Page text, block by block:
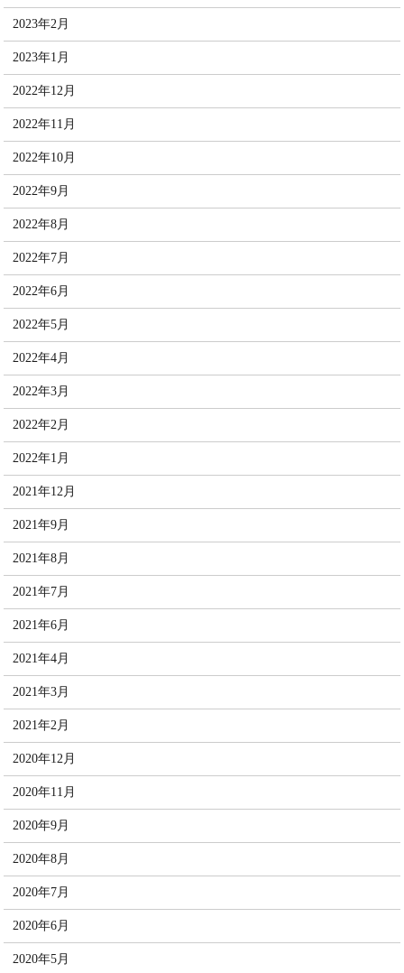
2023年2月
2023年1月
2022年12月
2022年11月
2022年10月
2022年9月
2022年8月
2022年7月
2022年6月
2022年5月
2022年4月
2022年3月
2022年2月
2022年1月
2021年12月
2021年9月
2021年8月
2021年7月
2021年6月
2021年4月
2021年3月
2021年2月
2020年12月
2020年11月
2020年9月
2020年8月
2020年7月
2020年6月
2020年5月